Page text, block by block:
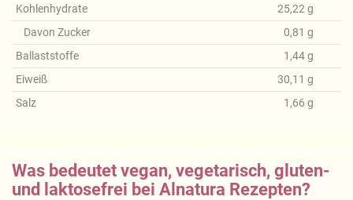
Kohlenhydrate
Davon Zucker
Ballaststoffe
Eiweiß
Salz
25,22 g
0,81 g
1,44g
30,11 g
1,66 g
Was bedeutet vegan, vegetarisch, gluten-
und laktosefrei bei Alnatura Rezepten?